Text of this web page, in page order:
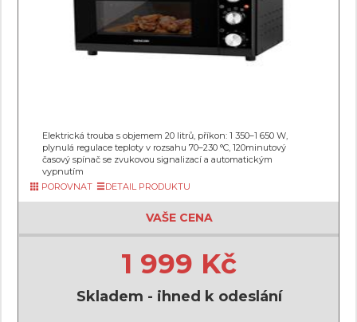
Elektrická trouba s objemem 20 litrů, příkon: 1 350–1 650 W,
plynulá regulace teploty v rozsahu 70–230 °C, 120minutový
časový spínač se zvukovou signalizací a automatickým
vypnutím
POROVNAT
DETAIL PRODUKTU
VAŠE CENA
1 999 Kč
Skladem - ihned k odeslání